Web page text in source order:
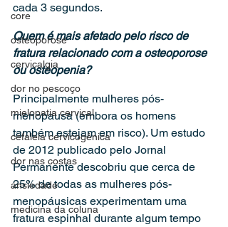
core
osteoporose
cervicalgia
dor no pescoço
mielopatia cervical
cefaleia cervicogênica
dor nas costas
ansiedade
medicina da coluna
cada 3 segundos.
Quem é mais afetado pelo risco de
fratura relacionado com a osteoporose
ou osteopenia?
Principalmente mulheres pós-
menopausa (embora os homens
também estejam em risco). Um estudo
de 2012 publicado pelo Jornal
Permanente descobriu que cerca de
25% de todas as mulheres pós-
menopáusicas experimentam uma
fratura espinhal durante algum tempo